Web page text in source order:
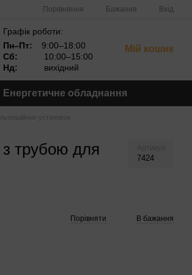
Порівняння Бажання Вхід
Графік роботи:
Пн–Пт:
9:00–18:00
Сб:
10:00–15:00
Нд:
вихідний
Мій кошик
Енергетичне обладнання
установок
трубою для
7424
Порівняти В бажання